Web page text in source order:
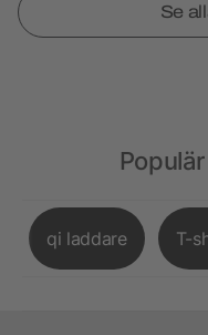
Se
qi laddare T-